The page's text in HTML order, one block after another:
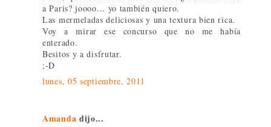
a Paris? joooo... yo también quiero.
Las mermeladas deliciosas y una textura bien rica.
Voy a mirar ese concurso que no me había
enterado.
Besitos y a disfrutar.
;-D
lunes, 05 septiembre, 2011
Amanda dijo...